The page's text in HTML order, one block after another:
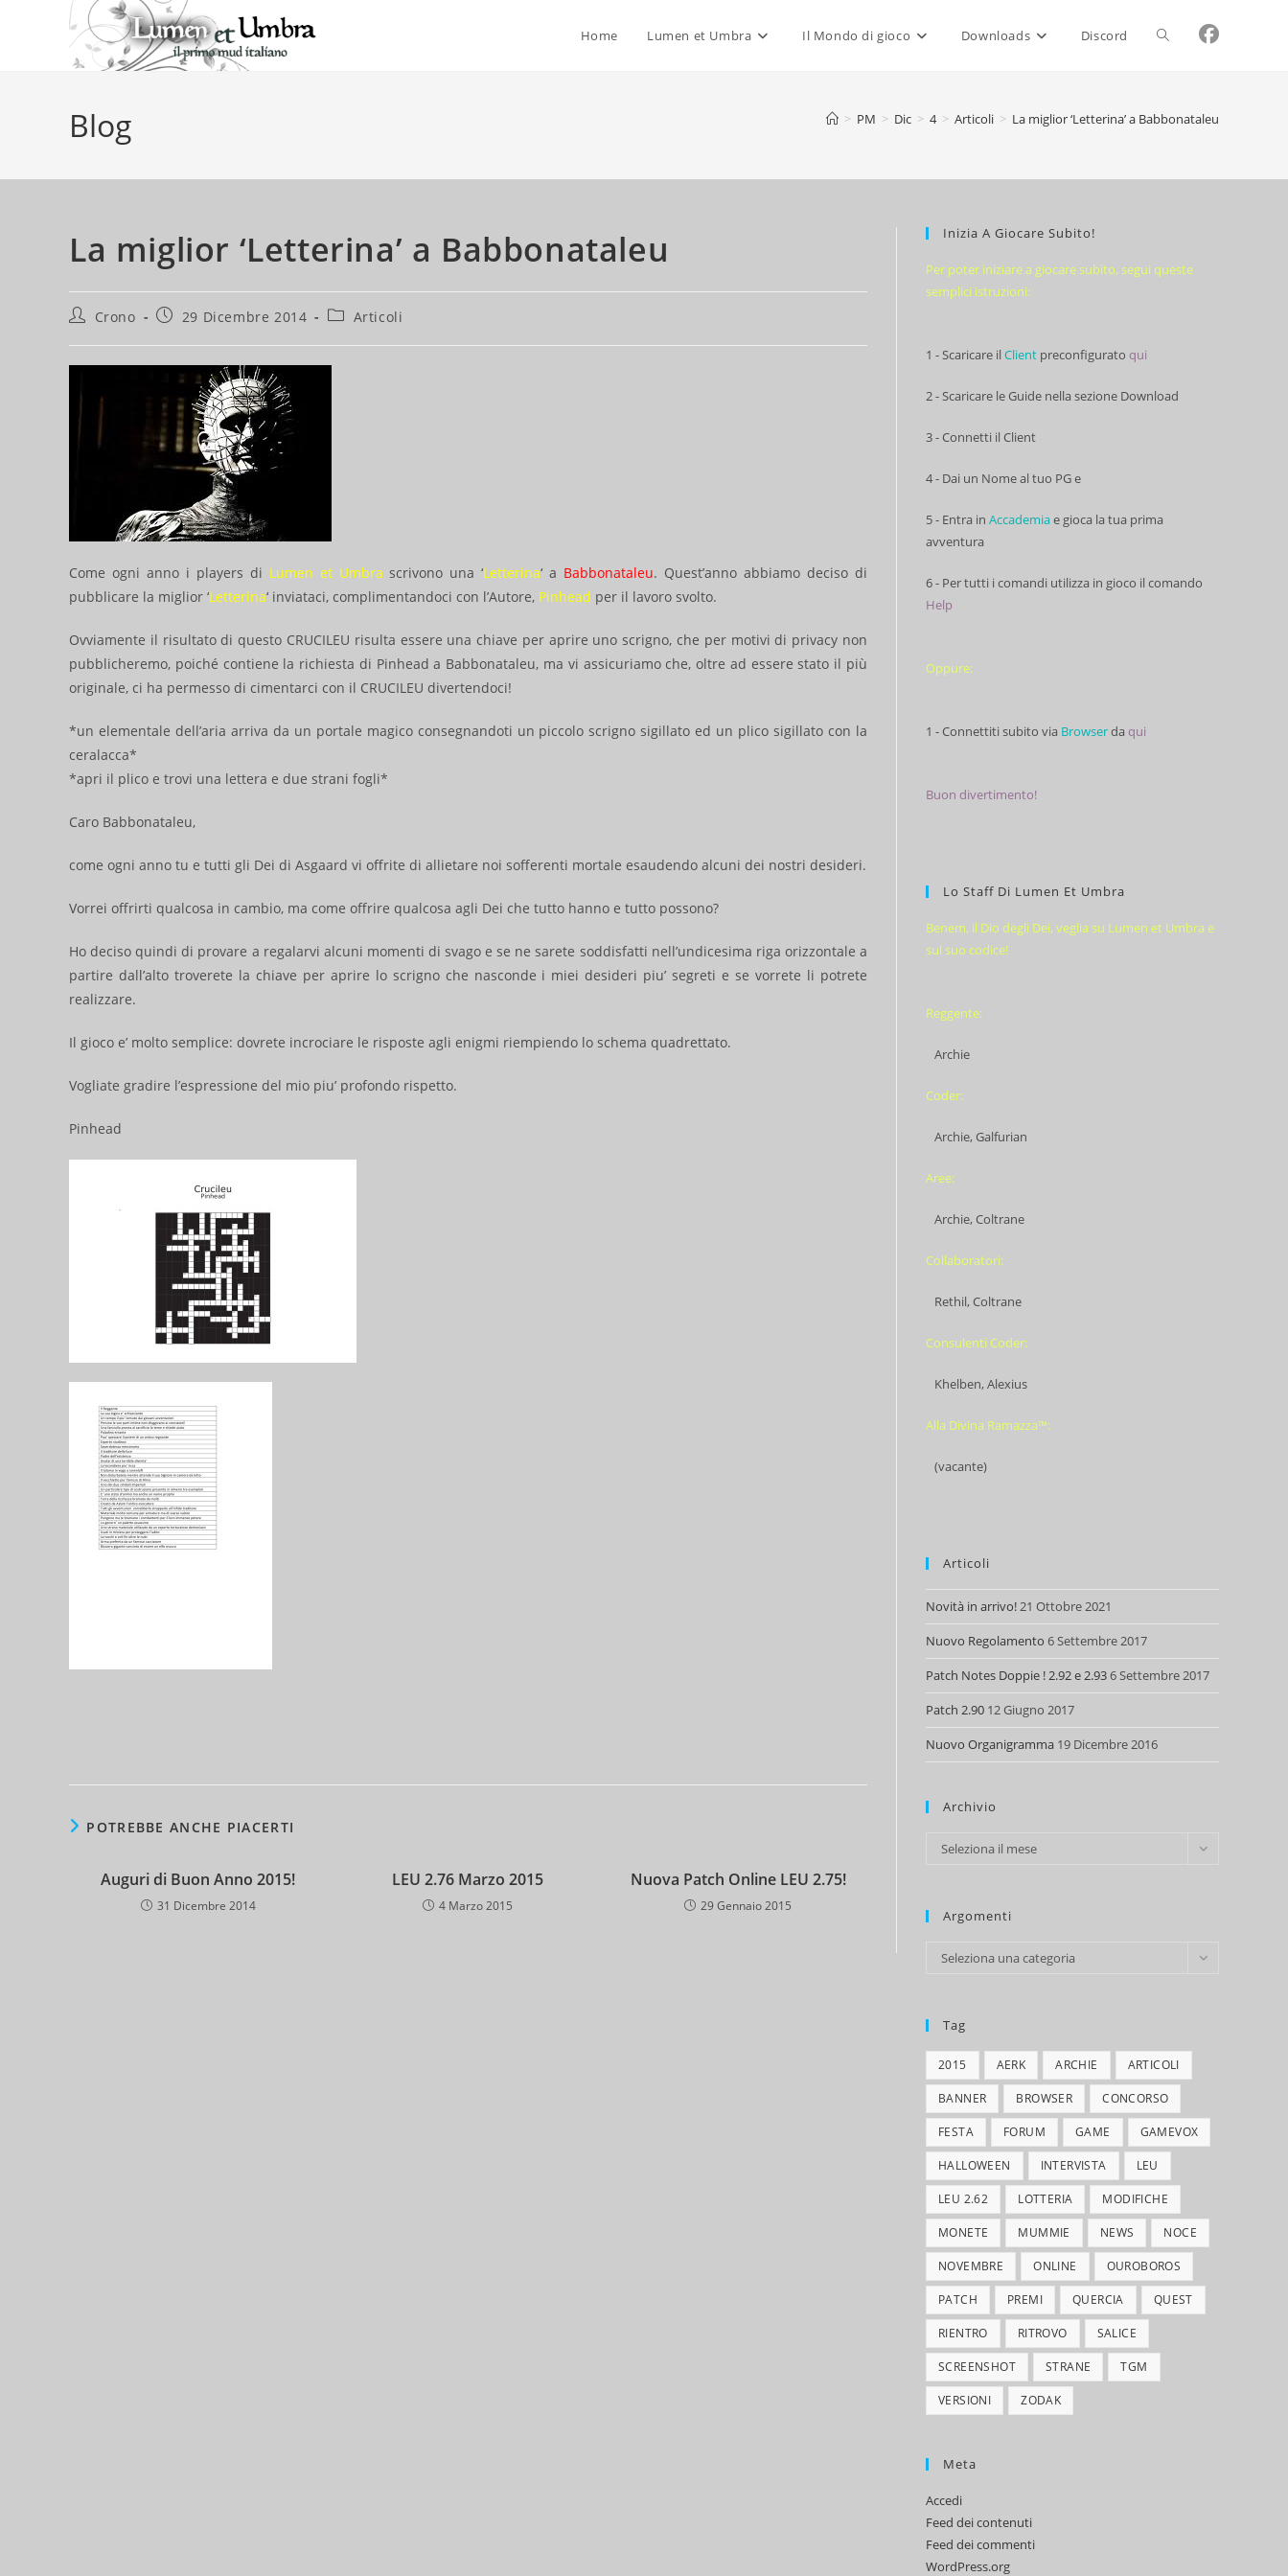
Home Lumen et Umbra Il Mondo di gioco Downloads Discord Attiva/disattiva
ricerca
web
Blog > PM > Dic > 4 > Articoli > La miglior ‘Letterina’ a Babbonataleu
La miglior ‘Letterina’ a Babbonataleu
AutoreCrono
Articolo29 Dicembre 2014
Categoria
Articoli
Come ogni anno i players di Lumen et Umbra scrivono una ‘Letterina‘ a Babbonataleu. Quest’anno abbiamo deciso di
pubblicare la miglior ‘Letterina‘ inviataci, complimentandoci con l’Autore, Pinhead per il lavoro svolto.
Ovviamente il risultato di questo CRUCILEU risulta essere una chiave per aprire uno scrigno, che per motivi di privacy non
pubblicheremo, poiché contiene la richiesta di Pinhead a Babbonataleu, ma vi assicuriamo che, oltre ad essere stato il più
originale, ci ha permesso di cimentarci con il CRUCILEU divertendoci!
*un elementale dell’aria arriva da un portale magico consegnandoti un piccolo scrigno sigillato ed un plico sigillato con la
ceralacca*
*apri il plico e trovi una lettera e due strani fogli*
Caro Babbonataleu,
come ogni anno tu e tutti gli Dei di Asgaard vi offrite di allietare noi sofferenti mortale esaudendo alcuni dei nostri desideri.
Vorrei offrirti qualcosa in cambio, ma come offrire qualcosa agli Dei che tutto hanno e tutto possono?
Ho deciso quindi di provare a regalarvi alcuni momenti di svago e se ne sarete soddisfatti nell’undicesima riga orizzontale a
partire dall’alto troverete la chiave per aprire lo scrigno che nasconde i miei desideri piu’ segreti e se vorrete li potrete
realizzare.
Il gioco e’ molto semplice: dovrete incrociare le risposte agli enigmi riempiendo lo schema quadrettato.
Vogliate gradire l’espressione del mio piu’ profondo rispetto.
Pinhead
POTREBBE ANCHE PIACERTI
Auguri di Buon Anno 2015!
31 Dicembre 2014
LEU 2.76 Marzo 2015
4 Marzo 2015
Nuova Patch Online LEU 2.75!
29 Gennaio 2015
Inizia A Giocare Subito!
Per poter iniziare a giocare subito, segui queste
semplici istruzioni:
1 - Scaricare il Client preconfigurato qui
2 - Scaricare le Guide nella sezione Download
3 - Connetti il Client
4 - Dai un Nome al tuo PG e
5 - Entra in Accademiae gioca la tua prima
avventura
6 - Per tutti i comandi utilizza in gioco il comando
Help
Oppure:
1 - Connettiti subito via Browserda qui
Buon divertimento!
Lo Staff Di Lumen Et Umbra
Benem, il Dio degli Dei, veglia su Lumen et Umbra e
sul suo codice!
Reggente:
Archie
Coder:
Archie, Galfurian
Aree:
Archie, Coltrane
Collaboratori:
Rethil, Coltrane
Consulenti Coder:
Khelben, Alexius
Alla Divina Ramazza™:
(vacante)
Articoli
Novità in arrivo!21 Ottobre 2021
Nuovo Regolamento 6 Settembre 2017
Patch Notes Doppie ! 2.92 e 2.936 Settembre 2017
Patch 2.90 12 Giugno 2017
Nuovo Organigramma 19 Dicembre 2016
Archivio
Archivio
Seleziona il mese
Argomenti
Argomenti
Seleziona una categoria
Tag
2015 AERK ARCHIE ARTICOLI
BANNER BROWSER CONCORSO
FESTA FORUM GAME GAMEVOX
HALLOWEEN INTERVISTA LEU
LEU 2.62 LOTTERIA MODIFICHE
MONETE MUMMIE NEWS NOCE
NOVEMBRE ONLINE OUROBOROS
PATCH PREMI QUERCIA QUEST
RIENTRO RITROVO SALICE
SCREENSHOT STRANE TGM
VERSIONI ZODAK
Meta
Accedi
Feed dei contenuti
Feed dei commenti
WordPress.org